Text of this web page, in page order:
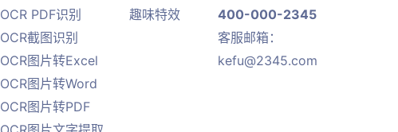
OCR PDF识别
OCR截图识别
OCR图片转Excel
OCR图片转Word
OCR图片转PDF
趣味特效
400-000-2345
客服邮箱：
kefu@2345.com